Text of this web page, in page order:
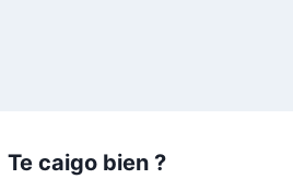
Te caigo bien ?